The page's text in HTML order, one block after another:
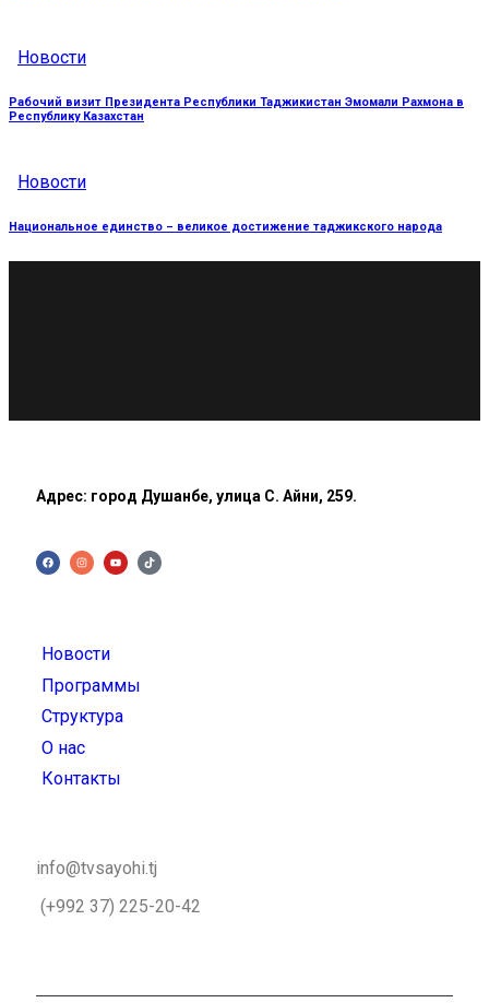
Новости
Рабочий визит Президента Республики Таджикистан Эмомали Рахмона в
Республику Казахстан
Новости
Национальное единство – великое достижение таджикского народа
Адрес: город Душанбе, улица С. Айни, 259.
Новости
Программы
Структура
О нас
Контакты
info@tvsayohi.tj
(+992 37) 225-20-42